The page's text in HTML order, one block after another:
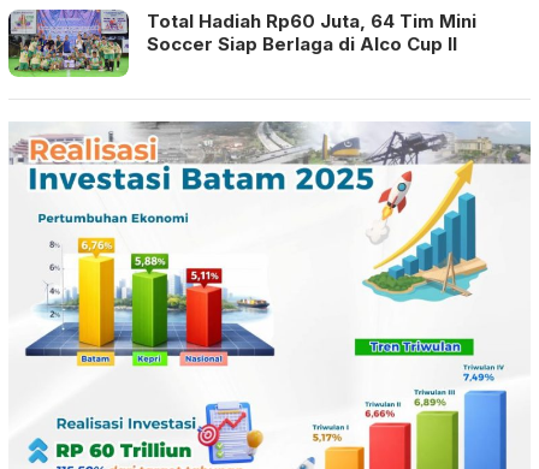
Total Hadiah Rp60 Juta, 64 Tim Mini
Soccer Siap Berlaga di Alco Cup II